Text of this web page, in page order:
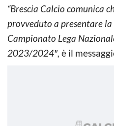
“Brescia Calcio comunica
provveduto a presentare
Campionato Lega
2023/2024″, è il